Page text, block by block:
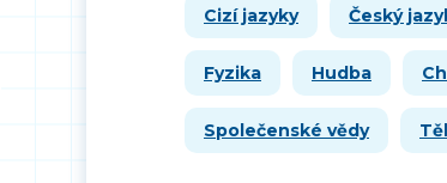
Cizí jazyky Český
Fyzika Hudba
Společenské vědy